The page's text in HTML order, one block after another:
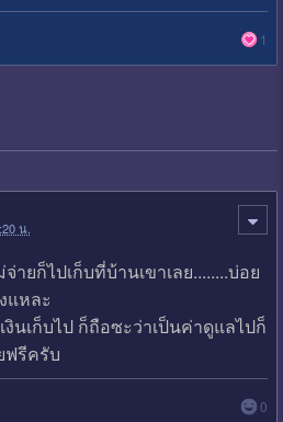
1
น.
ายก็ไปเก็บที่บ้านเขาเลย........บ่อย
แหละ
งินเก็บไป ก็ถือซะว่าเป็นค่าดูแลไปก็
ฟรีครับ
0